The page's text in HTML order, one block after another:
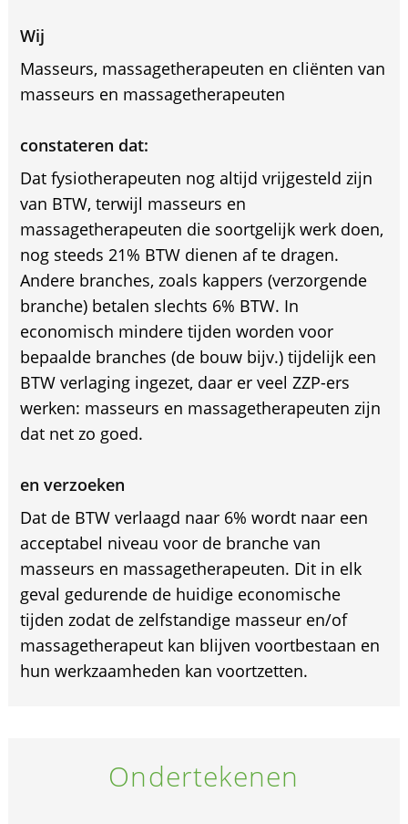
Wij
Masseurs, massagetherapeuten en cliënten van
masseurs en massagetherapeuten
constateren dat:
Dat fysiotherapeuten nog altijd vrijgesteld zijn
van BTW, terwijl masseurs en
massagetherapeuten die soortgelijk werk doen,
nog steeds 21% BTW dienen af te dragen.
Andere branches, zoals kappers (verzorgende
branche) betalen slechts 6% BTW. In
economisch mindere tijden worden voor
bepaalde branches (de bouw bijv.) tijdelijk een
BTW verlaging ingezet, daar er veel ZZP-ers
werken: masseurs en massagetherapeuten zijn
dat net zo goed.
en verzoeken
Dat de BTW verlaagd naar 6% wordt naar een
acceptabel niveau voor de branche van
masseurs en massagetherapeuten. Dit in elk
geval gedurende de huidige economische
tijden zodat de zelfstandige masseur en/of
massagetherapeut kan blijven voortbestaan en
hun werkzaamheden kan voortzetten.
Ondertekenen